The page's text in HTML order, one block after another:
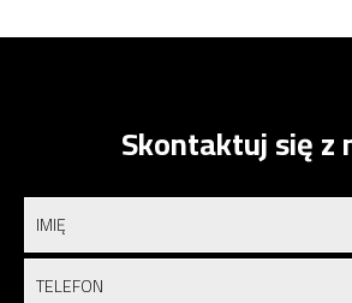
Skontaktuj się z